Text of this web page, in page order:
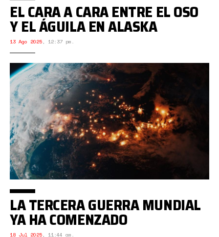
EL CARA A CARA ENTRE EL OSO
Y EL ÁGUILA EN ALASKA
13 Ago 2025, 12:37 pm.
LA TERCERA GUERRA MUNDIAL
YA HA COMENZADO
18 Jul 2025, 11:44 am.